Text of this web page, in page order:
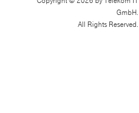
GmbH.
All Rights Reserved.